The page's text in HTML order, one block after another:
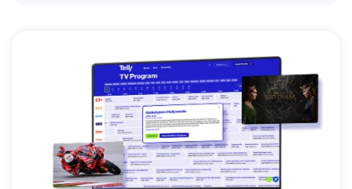
geparda, slona, nosorožce, žirafu, lachtana, zebru a
další). Každý díl je doplněný vtipnou minipohádkou a
krátkou básničkou.